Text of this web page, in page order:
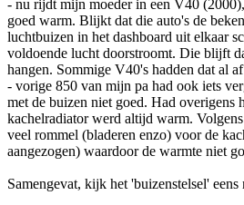
- nu rijdt mijn moeder in een V40
goed warm. Blijkt dat die auto's de
luchtbuizen in het dashboard uit elkaar
voldoende lucht doorstroomt. Die blijft
hangen. Sommige V40's hadden dat al
- vorige 850 van mijn pa had ook iets
met de buizen niet goed. Had overigens
kachelradiator werd altijd warm.
veel rommel (bladeren enzo) voor de
aangezogen) waardoor de warmte niet
Samengevat, kijk het 'buizenstelsel' eens